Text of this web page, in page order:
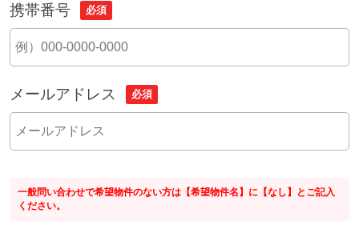
携帯番号 必須
メールアドレス 必須
一般問い合わせで希望物件のない方は【希望物件名】に【なし】とご記入
ください。